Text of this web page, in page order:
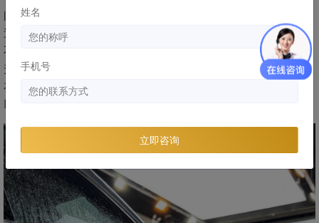
问界M7车衣有必要吗？新车到底要不要贴车衣？所以综上所
述，针对新车而言，投资一件高质量的车衣是非常有必要的，
不仅是对汽车自身价值的一种保护，更是对驾驶体验的一种提
升，尤其是问界M7汽车，因其独特的车型致使车漆更需要车
衣的保护。YEECAR艺卡隐形车衣防护性能强劲，更适合问界
M7汽车的车漆防护，是非常适合的选择。
姓名
手机号
立即咨询